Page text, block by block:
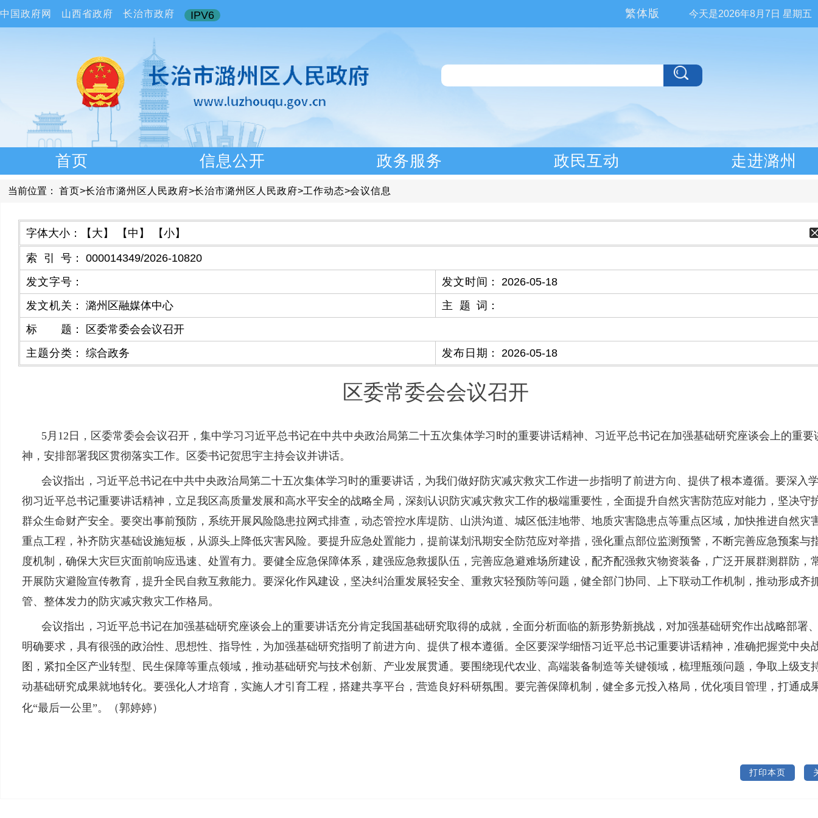
中国政府网 山西省政府 长治市政府 IPV6 今天是2026年8月7日 星期五
繁体版
首页 信息公开 政务服务 政民互动 走进潞州
当前位置： 首页>长治市潞州区人民政府>长治市潞州区人民政府>工作动态>会议信息
字体大小： 【大】 【中】 【小】
索引号 ：
000014349/2026-10820
发文字号 ： 发文时间 ：
2026-05-18
发文机关 ： 潞州区融媒体中心 主题词 ：
标题 ：
区委常委会会议召开
主题分类 ： 综合政务 发布日期 ： 2026-05-18
区委常委会会议召开
5月12日，区委常委会会议召开，集中学习习近平总书记在中共中央政治局第二十五次集体学习时的重要讲话精神、习近平总书记在加强基础研究座谈会上的重要
神，安排部署我区贯彻落实工作。区委书记贺思宇主持会议并讲话。
会议指出，习近平总书记在中共中央政治局第二十五次集体学习时的重要讲话，为我们做好防灾减灾救灾工作进一步指明了前进方向、提供了根本遵循。要深入
彻习近平总书记重要讲话精神，立足我区高质量发展和高水平安全的战略全局，深刻认识防灾减灾救灾工作的极端重要性，全面提升自然灾害防范应对能力，坚决守
群众生命财产安全。要突出事前预防，系统开展风险隐患拉网式排查，动态管控水库堤防、山洪沟道、城区低洼地带、地质灾害隐患点等重点区域，加快推进自然灾
重点工程，补齐防灾基础设施短板，从源头上降低灾害风险。要提升应急处置能力，提前谋划汛期安全防范应对举措，强化重点部位监测预警，不断完善应急预案与
度机制，确保大灾巨灾面前响应迅速、处置有力。要健全应急保障体系，建强应急救援队伍，完善应急避难场所建设，配齐配强救灾物资装备，广泛开展群测群防，
开展防灾避险宣传教育，提升全民自救互救能力。要深化作风建设，坚决纠治重发展轻安全、重救灾轻预防等问题，健全部门协同、上下联动工作机制，推动形成齐
管、整体发力的防灾减灾救灾工作格局。
会议指出，习近平总书记在加强基础研究座谈会上的重要讲话充分肯定我国基础研究取得的成就，全面分析面临的新形势新挑战，对加强基础研究作出战略部署
明确要求，具有很强的政治性、思想性、指导性，为加强基础研究指明了前进方向、提供了根本遵循。全区要深学细悟习近平总书记重要讲话精神，准确把握党中央
图，紧扣全区产业转型、民生保障等重点领域，推动基础研究与技术创新、产业发展贯通。要围绕现代农业、高端装备制造等关键领域，梳理瓶颈问题，争取上级支
动基础研究成果就地转化。要强化人才培育，实施人才引育工程，搭建共享平台，营造良好科研氛围。要完善保障机制，健全多元投入格局，优化项目管理，打通成
化“最后一公里”。（郭婷婷 ）
打印本页